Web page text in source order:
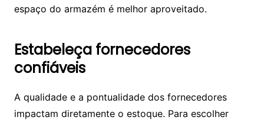
espaço do armazém é melhor aproveitado.
Estabeleça fornecedores
confiáveis
A qualidade e a pontualidade dos fornecedores
impactam diretamente o estoque. Para escolher